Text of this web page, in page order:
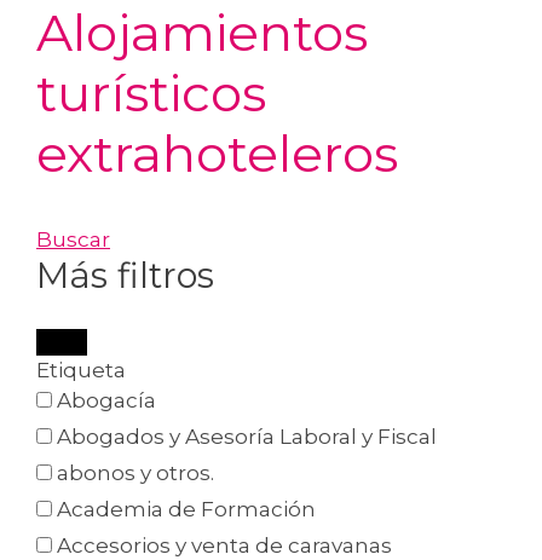
Alojamientos
turísticos
extrahoteleros
Buscar
Más filtros
Etiqueta
Abogacía
Abogados y Asesoría Laboral y Fiscal
abonos y otros.
Academia de Formación
Accesorios y venta de caravanas